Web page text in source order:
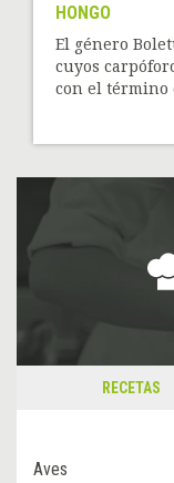
HONGO
El género
cuyos
con el término
RECETAS
Aves